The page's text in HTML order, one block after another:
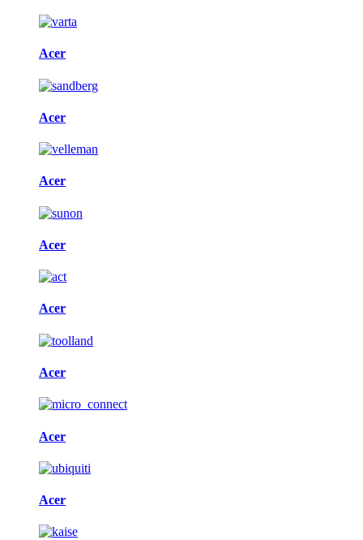
Acer
Acer
Acer
Acer
Acer
Acer
Acer
Acer